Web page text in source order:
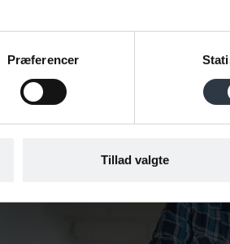
Præferencer
Tillad valgte
samtalen med at sikre, at I er